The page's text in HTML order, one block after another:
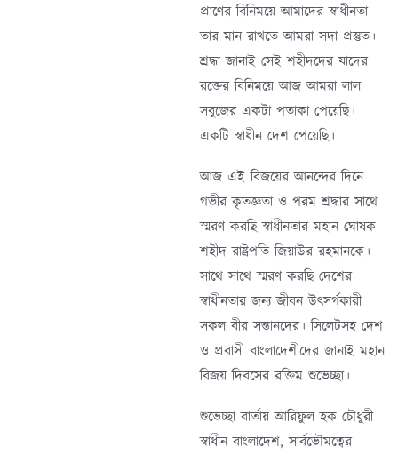
প্রাণের বিনিময়ে আমাদের স্বাধীনতা
তার মান রাখতে আমরা সদা প্রস্তুত।
শ্রদ্ধা জানাই সেই শহীদদের যাদের
রক্তের বিনিময়ে আজ আমরা লাল
সবুজের একটা পতাকা পেয়েছি।
একটি স্বাধীন দেশ পেয়েছি।
আজ এই বিজয়ের আনন্দের দিনে
গভীর কৃতজ্ঞতা ও পরম শ্রদ্ধার সাথে
স্মরণ করছি স্বাধীনতার মহান ঘোষক
শহীদ রাষ্ট্রপতি জিয়াউর রহমানকে।
সাথে সাথে স্মরণ করছি দেশের
স্বাধীনতার জন্য জীবন উৎসর্গকারী
সকল বীর সন্তানদের। সিলেটসহ দেশ
ও প্রবাসী বাংলাদেশীদের জানাই মহান
বিজয় দিবসের রক্তিম শুভেচ্ছা।
শুভেচ্ছা বার্তায় আরিফুল হক চৌধুরী
স্বাধীন বাংলাদেশ, সার্বভৌমত্বের